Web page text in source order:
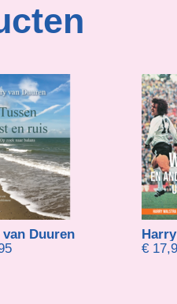
van Duuren
€